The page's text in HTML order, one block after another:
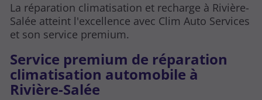
La réparation climatisation et recharge à Rivière-
Salée atteint l'excellence avec Clim Auto Services
et son service premium.
Service premium de réparation
climatisation automobile à
Rivière-Salée